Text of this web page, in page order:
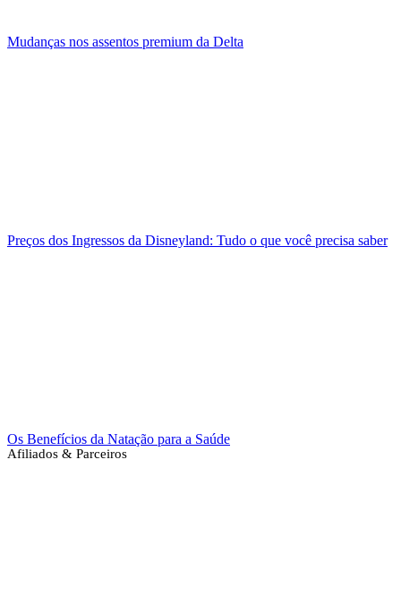
Mudanças nos assentos premium da Delta
Preços dos Ingressos da Disneyland: Tudo o que você precisa saber
Os Benefícios da Natação para a Saúde
Afiliados & Parceiros